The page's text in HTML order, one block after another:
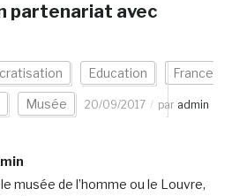
partenariat avec
Education France
Musée 20/09/2017 par admin
min
musée de l’homme ou le Louvre,